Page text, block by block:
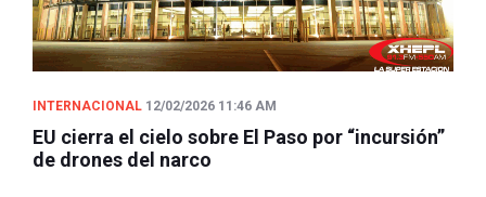
INTERNACIONAL 12/02/2026 11:46 AM
EU cierra el cielo sobre El Paso por “incursión”
de drones del narco